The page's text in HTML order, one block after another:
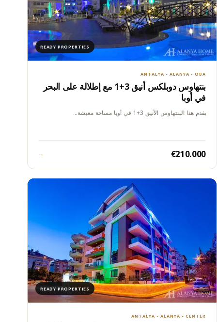
READY PROPERTIES
ANTALYA - ALANYA - OBA
بنتهاوس دوبلكس أنيق 3+1 مع إطلالة على البحر
في أوبا
يقدم هذا البنتهاوس الأنيق 3+1 في أوبا مساحة معيشة…
€210.000
→
READY PROPERTIES
ANTALYA - ALANYA - CENTER